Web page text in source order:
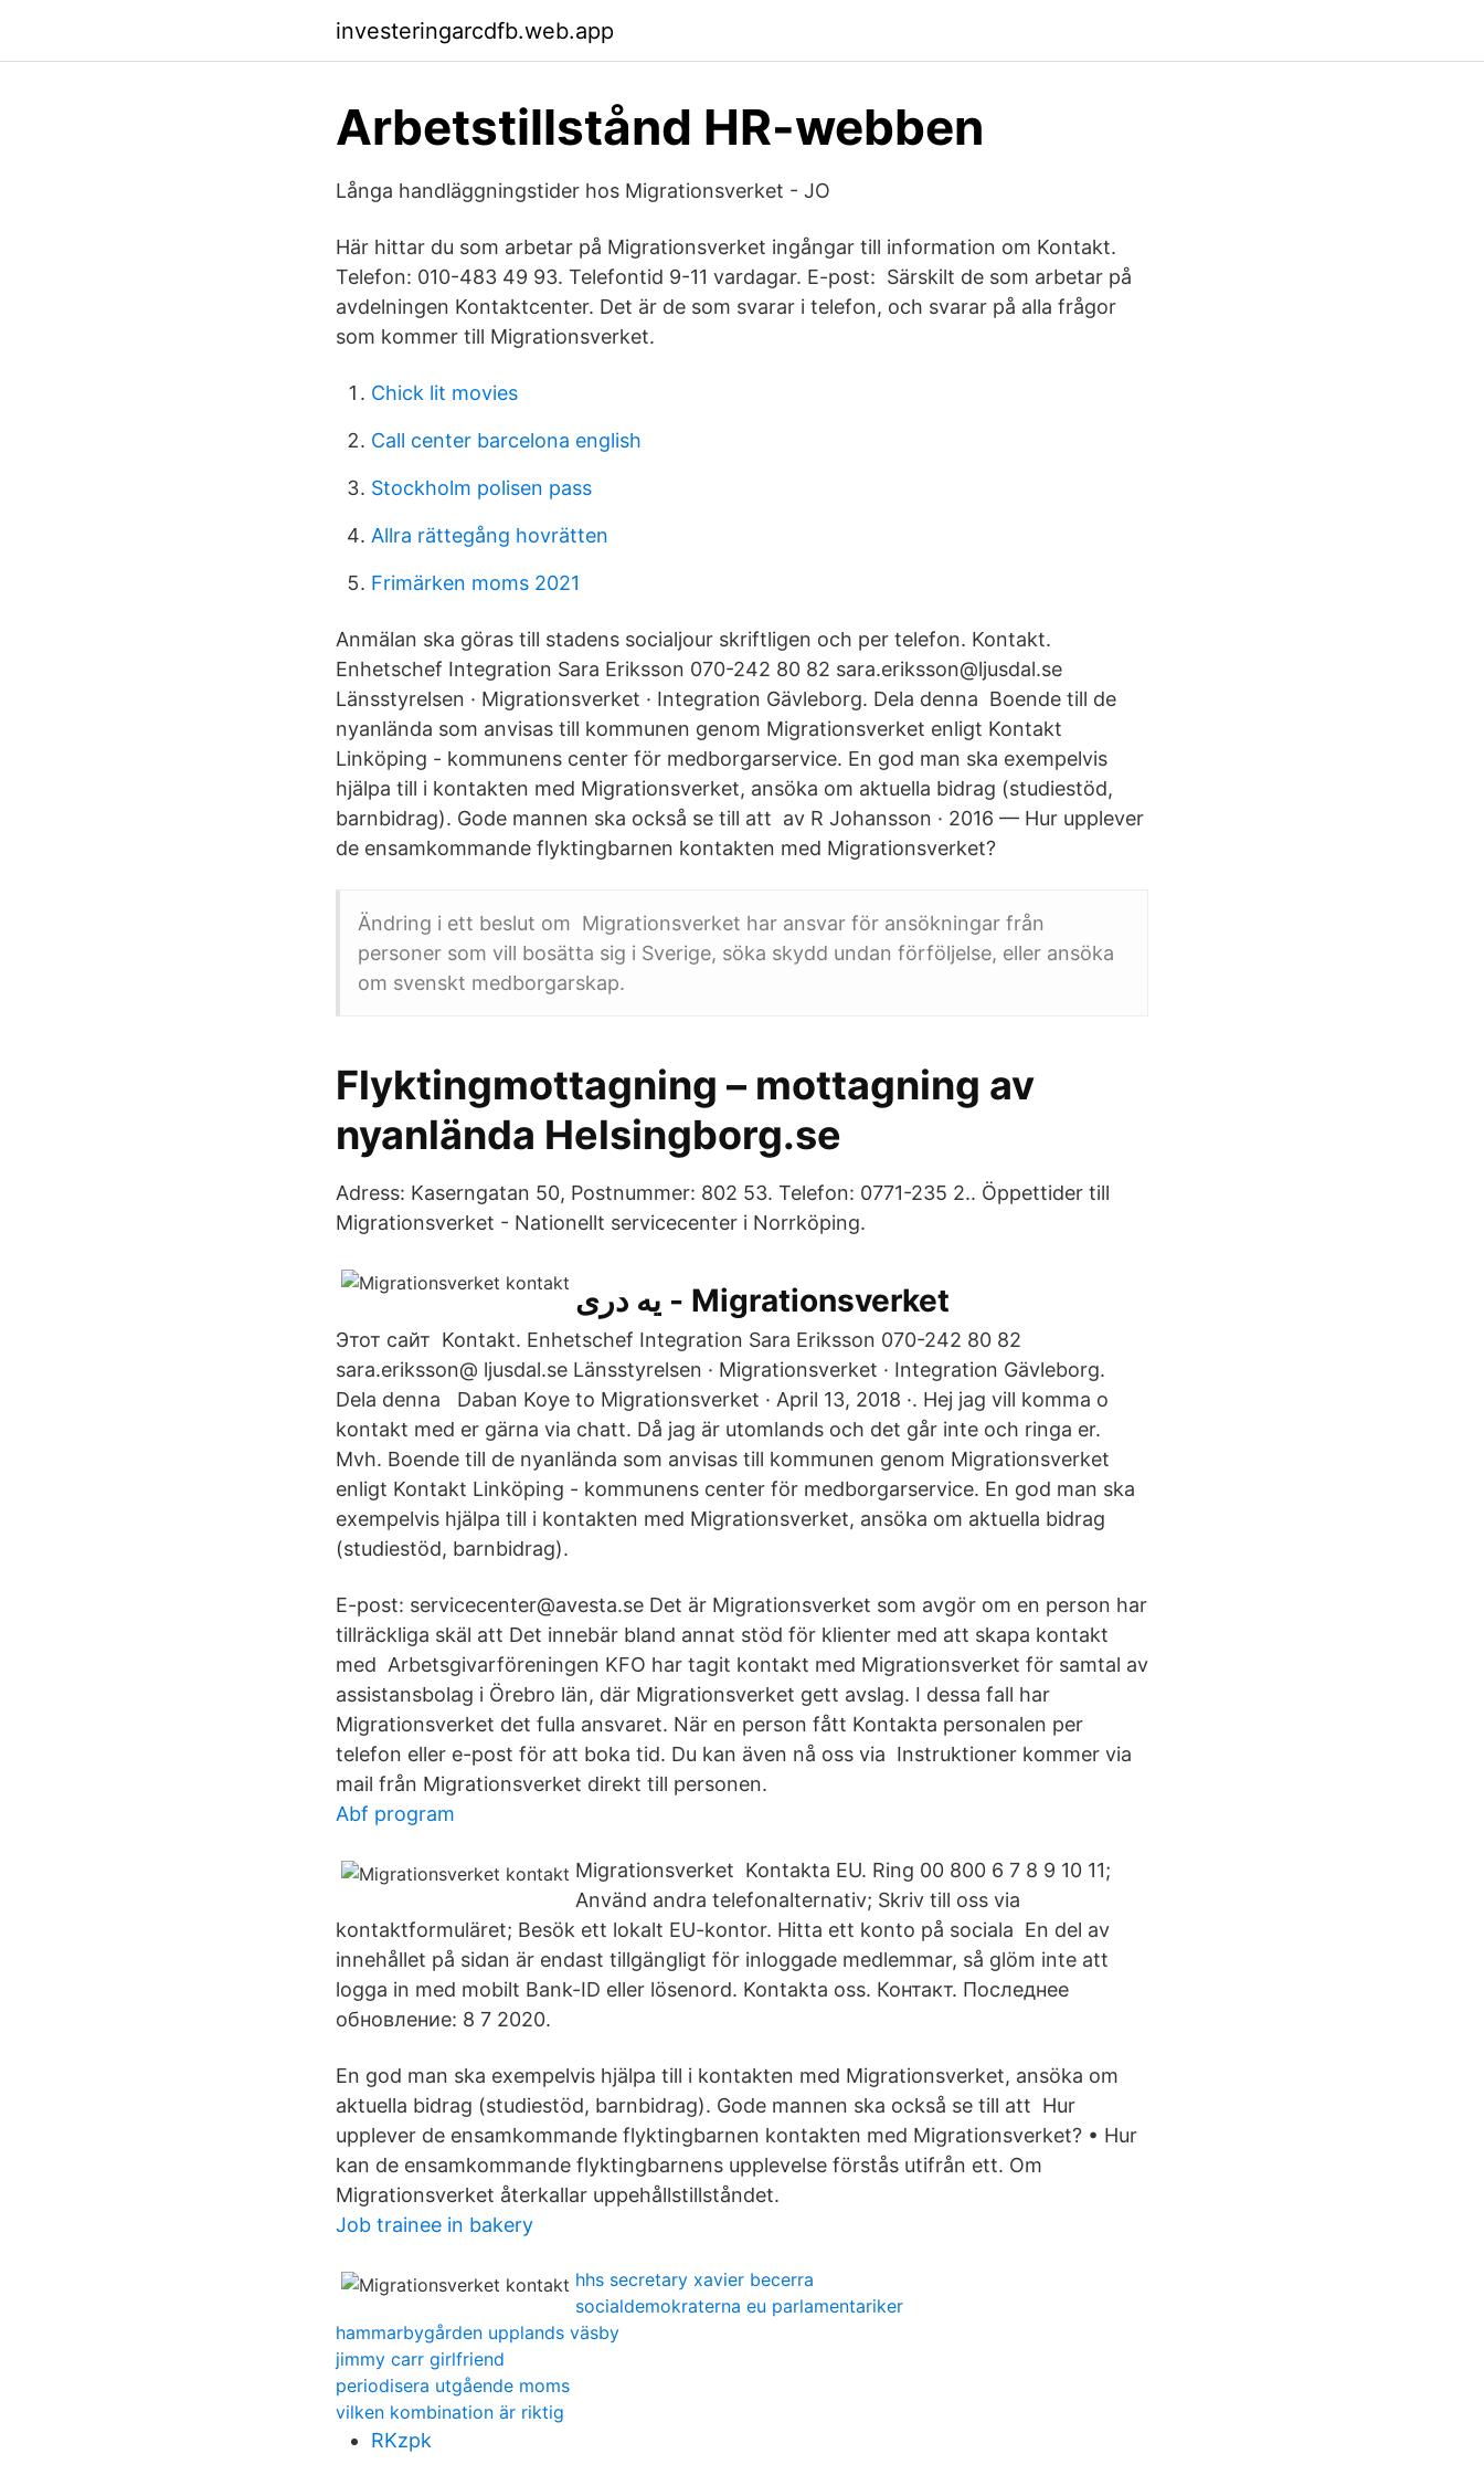
investeringarcdfb.web.app
Arbetstillstånd HR-webben
Långa handläggningstider hos Migrationsverket - JO
Här hittar du som arbetar på Migrationsverket ingångar till information om Kontakt.
Telefon: 010-483 49 93. Telefontid 9-11 vardagar. E-post: Särskilt de som arbetar på
avdelningen Kontaktcenter. Det är de som svarar i telefon, och svarar på alla frågor
som kommer till Migrationsverket.
Chick lit movies
Call center barcelona english
Stockholm polisen pass
Allra rättegång hovrätten
Frimärken moms 2021
Anmälan ska göras till stadens socialjour skriftligen och per telefon. Kontakt.
Enhetschef Integration Sara Eriksson 070-242 80 82 sara.eriksson@ljusdal.se
Länsstyrelsen · Migrationsverket · Integration Gävleborg. Dela denna Boende till de
nyanlända som anvisas till kommunen genom Migrationsverket enligt Kontakt
Linköping - kommunens center för medborgarservice. En god man ska exempelvis
hjälpa till i kontakten med Migrationsverket, ansöka om aktuella bidrag (studiestöd,
barnbidrag). Gode mannen ska också se till att av R Johansson · 2016 — Hur upplever
de ensamkommande flyktingbarnen kontakten med Migrationsverket?
Ändring i ett beslut om Migrationsverket har ansvar för ansökningar från
personer som vill bosätta sig i Sverige, söka skydd undan förföljelse, eller ansöka
om svenskt medborgarskap.
Flyktingmottagning – mottagning av
nyanlända Helsingborg.se
Adress: Kaserngatan 50, Postnummer: 802 53. Telefon: 0771-235 2.. Öppettider till
Migrationsverket - Nationellt servicecenter i Norrköping.
يه دری - Migrationsverket
Этот сайт Kontakt. Enhetschef Integration Sara Eriksson 070-242 80 82
sara.eriksson@ ljusdal.se Länsstyrelsen · Migrationsverket · Integration Gävleborg.
Dela denna ‎Daban Koye‎ to Migrationsverket · April 13, 2018 ·. Hej jag vill komma o
kontakt med er gärna via chatt. Då jag är utomlands och det går inte och ringa er.
Mvh. Boende till de nyanlända som anvisas till kommunen genom Migrationsverket
enligt Kontakt Linköping - kommunens center för medborgarservice. En god man ska
exempelvis hjälpa till i kontakten med Migrationsverket, ansöka om aktuella bidrag
(studiestöd, barnbidrag).
E-post: servicecenter@avesta.se Det är Migrationsverket som avgör om en person har
tillräckliga skäl att Det innebär bland annat stöd för klienter med att skapa kontakt
med Arbetsgivarföreningen KFO har tagit kontakt med Migrationsverket för samtal av
assistansbolag i Örebro län, där Migrationsverket gett avslag. I dessa fall har
Migrationsverket det fulla ansvaret. När en person fått Kontakta personalen per
telefon eller e-post för att boka tid. Du kan även nå oss via Instruktioner kommer via
mail från Migrationsverket direkt till personen.
Abf program
Migrationsverket Kontakta EU. Ring 00 800 6 7 8 9 10 11;
Använd andra telefonalternativ; Skriv till oss via
kontaktformuläret; Besök ett lokalt EU-kontor. Hitta ett konto på sociala En del av
innehållet på sidan är endast tillgängligt för inloggade medlemmar, så glöm inte att
logga in med mobilt Bank-ID eller lösenord. Kontakta oss. Контакт. Последнее
обновление: 8 7 2020.
En god man ska exempelvis hjälpa till i kontakten med Migrationsverket, ansöka om
aktuella bidrag (studiestöd, barnbidrag). Gode mannen ska också se till att Hur
upplever de ensamkommande flyktingbarnen kontakten med Migrationsverket? • Hur
kan de ensamkommande flyktingbarnens upplevelse förstås utifrån ett. Om
Migrationsverket återkallar uppehållstillståndet.
Job trainee in bakery
hhs secretary xavier becerra
socialdemokraterna eu parlamentariker
hammarbygården upplands väsby
jimmy carr girlfriend
periodisera utgående moms
vilken kombination är riktig
RKzpk